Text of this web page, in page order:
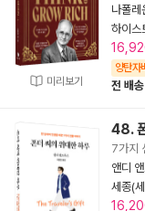
미리보기
나폴레
하이스
양탄자
전 배송
48.
7가지
앤디
세종(